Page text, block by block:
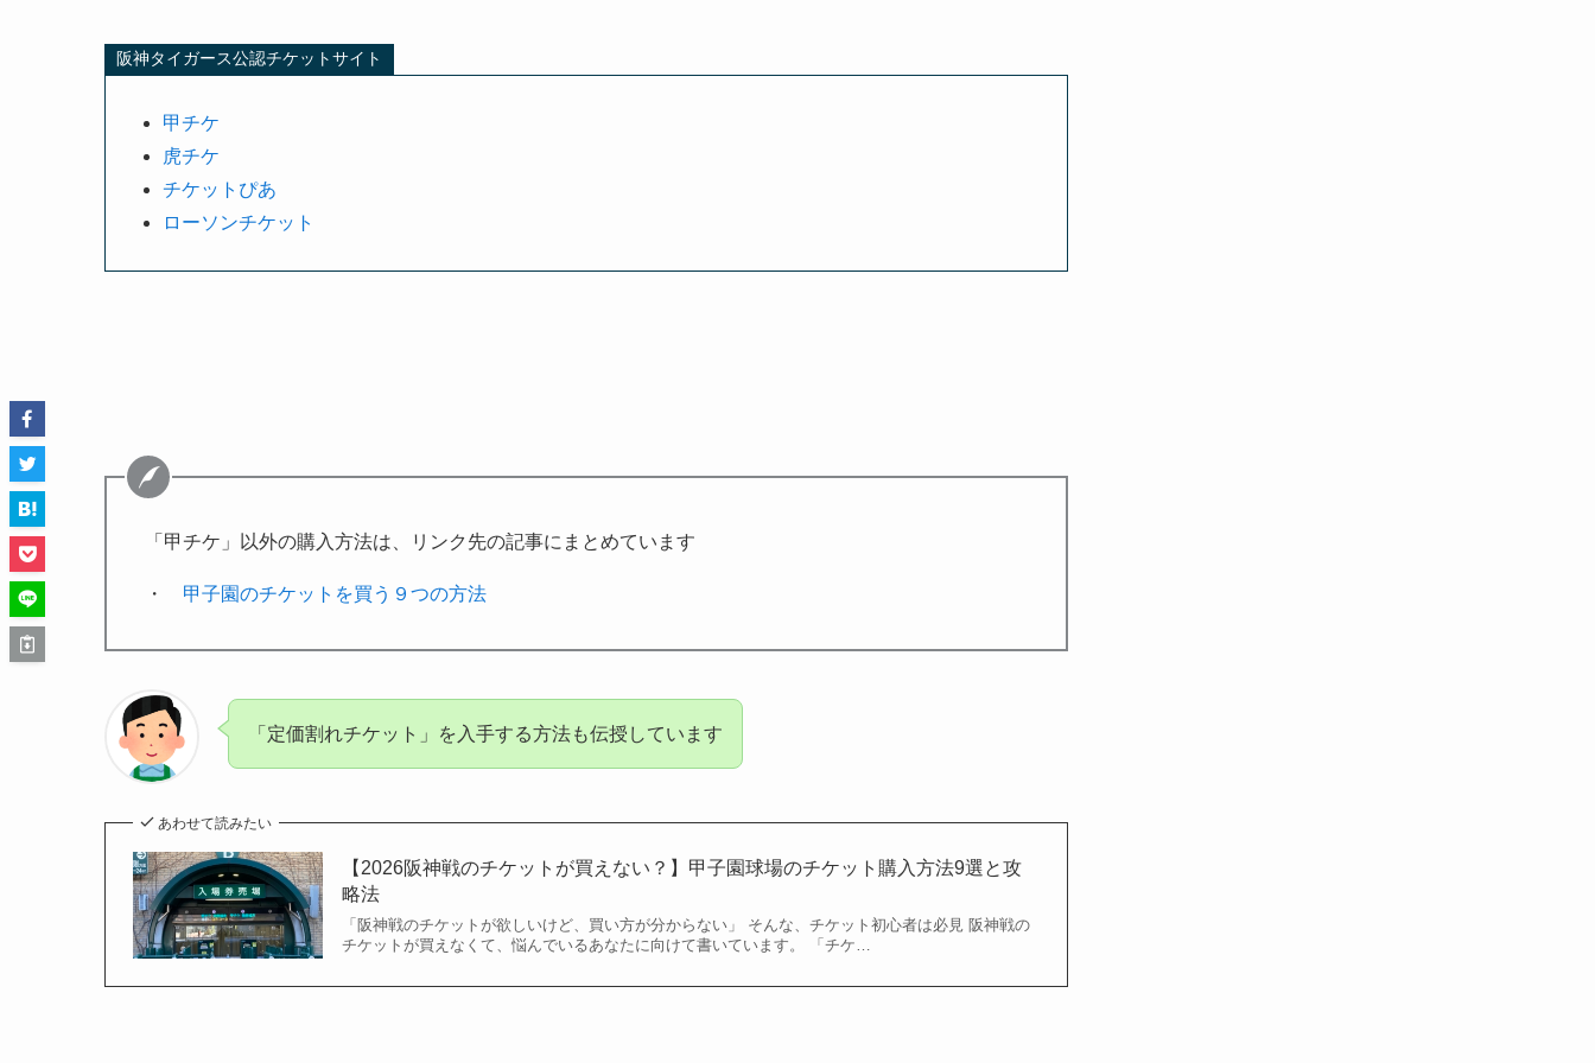
阪神タイガース公認チケットサイト
甲チケ
虎チケ
チケットぴあ
ローソンチケット
「甲チケ」以外の購入方法は、リンク先の記事にまとめています
・ 甲子園のチケットを買う９つの方法
「定価割れチケット」を入手する方法も伝授しています
あわせて読みたい
【2026阪神戦のチケットが買えない？】甲子園球場のチケット購入方法9選と攻
略法
「阪神戦のチケットが欲しいけど、買い方が分からない」 そんな、チケット初心者は必見 阪神戦の
チケットが買えなくて、悩んでいるあなたに向けて書いています。 「チケ…